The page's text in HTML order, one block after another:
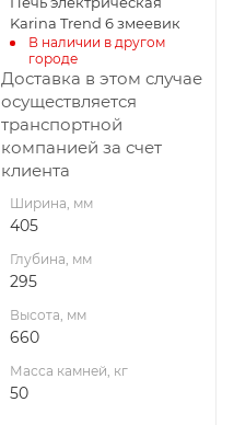
6
Karina Trend 6 змеевик
В наличии в другом
городе
Доставка в этом случае
осуществляется
транспортной
компанией за счет
клиента
Ширина, мм
405
Глубина, мм
295
Высота, мм
660
Масса камней, кг
50